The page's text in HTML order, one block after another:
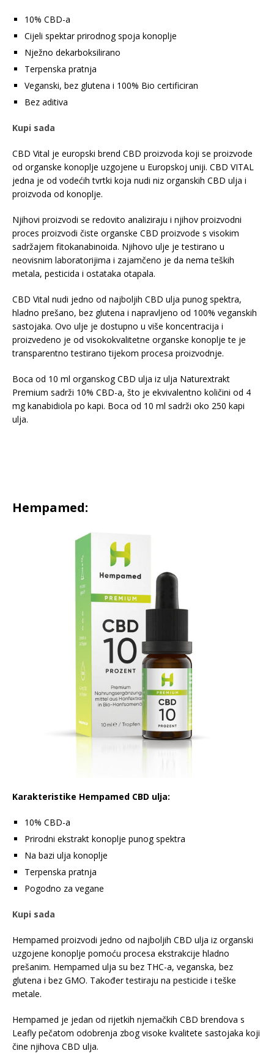
10% CBD-a
Cijeli spektar prirodnog spoja konoplje
Nježno dekarboksilirano
Terpenska pratnja
Veganski, bez glutena i 100% Bio certificiran
Bez aditiva
Kupi sada
CBD Vital je europski brend CBD proizvoda koji se proizvode
od organske konoplje uzgojene u Europskoj uniji. CBD VITAL
jedna je od vodećih tvrtki koja nudi niz organskih CBD ulja i
proizvoda od konoplje.
Njihovi proizvodi se redovito analiziraju i njihov proizvodni
proces proizvodi čiste organske CBD proizvode s visokim
sadržajem fitokanabinoida. Njihovo ulje je testirano u
neovisnim laboratorijima i zajamčeno je da nema teških
metala, pesticida i ostataka otapala.
CBD Vital nudi jedno od najboljih CBD ulja punog spektra,
hladno prešano, bez glutena i napravljeno od 100% veganskih
sastojaka. Ovo ulje je dostupno u više koncentracija i
proizvedeno je od visokokvalitetne organske konoplje te je
transparentno testirano tijekom procesa proizvodnje.
Boca od 10 ml organskog CBD ulja iz ulja Naturextrakt
Premium sadrži 10% CBD-a, što je ekvivalentno količini od 4
mg kanabidiola po kapi. Boca od 10 ml sadrži oko 250 kapi
ulja.
Hempamed:
Karakteristike Hempamed CBD ulja:
10% CBD-a
Prirodni ekstrakt konoplje punog spektra
Na bazi ulja konoplje
Terpenska pratnja
Pogodno za vegane
Kupi sada
Hempamed proizvodi jedno od najboljih CBD ulja iz organski
uzgojene konoplje pomoću procesa ekstrakcije hladno
prešanim. Hempamed ulja su bez THC-a, veganska, bez
glutena i bez GMO. Također testiraju na pesticide i teške
metale.
Hempamed je jedan od rijetkih njemačkih CBD brendova s ​​
Leafly pečatom odobrenja zbog visoke kvalitete sastojaka koji
čine njihova CBD ulja.